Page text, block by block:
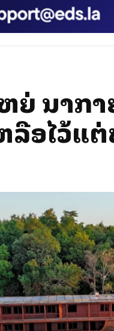
ຫຍ່ ນາ
ອໄວ້ແ